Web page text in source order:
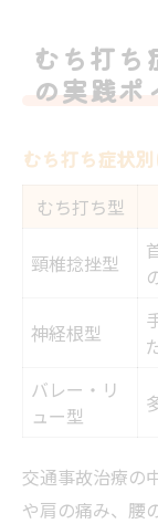
むち打ち
の実践ポ
むち打ち症状
むち打ち型
頸椎捻挫型
神経根型
バレー・リ
ュー型
交通事故治療の
や肩の痛み、腰